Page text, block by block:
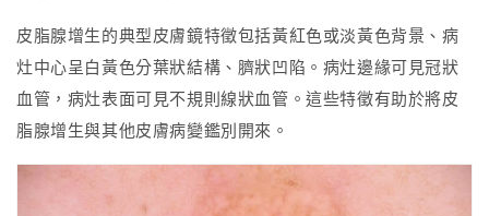
皮脂腺增生的典型皮膚鏡特徵包括黃紅色或淡黃色背景、病
灶中心呈白黃色分葉狀結構、臍狀凹陷。病灶邊緣可見冠狀
血管，病灶表面可見不規則線狀血管。這些特徵有助於將皮
脂腺增生與其他皮膚病變鑑別開來。